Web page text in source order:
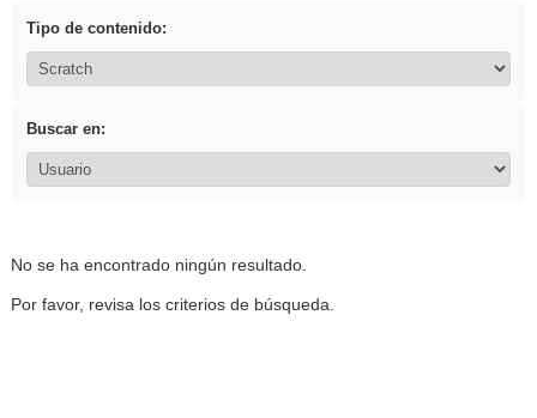
Tipo de contenido:
Buscar en:
No se ha encontrado ningún resultado.
Por favor, revisa los criterios de búsqueda.